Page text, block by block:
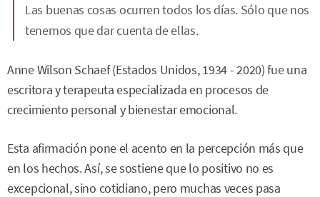
Las buenas cosas ocurren todos los días. Sólo que nos
tenemos que dar cuenta de ellas.
Anne Wilson Schaef (Estados Unidos, 1934 - 2020) fue una
escritora y terapeuta especializada en procesos de
crecimiento personal y bienestar emocional.
Esta afirmación pone el acento en la percepción más que
en los hechos. Así, se sostiene que lo positivo no es
excepcional, sino cotidiano, pero muchas veces pasa